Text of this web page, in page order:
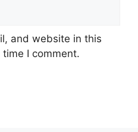
and website in this
I comment.